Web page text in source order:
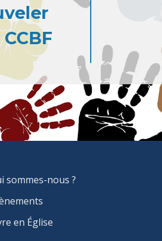
sommes-nous ?
en Église